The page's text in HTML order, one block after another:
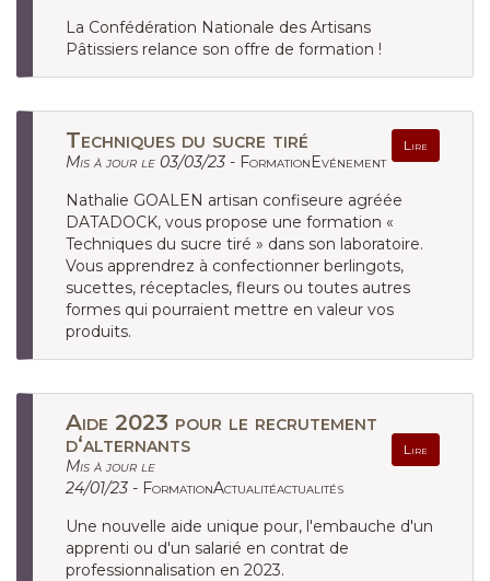
La Confédération Nationale des Artisans
Pâtissiers relance son offre de formation !
Techniques du sucre tiré Lire
Mis à jour le 03/03/23 - FormationEvénement
Nathalie GOALEN artisan confiseure agréée
DATADOCK, vous propose une formation «
Techniques du sucre tiré » dans son laboratoire.
Vous apprendrez à confectionner berlingots,
sucettes, réceptacles, fleurs ou toutes autres
formes qui pourraient mettre en valeur vos
produits.
Aide 2023 pour le recrutement
d‘alternants
Lire
Mis à jour le
24/01/23 - FormationActualitéactualités
Une nouvelle aide unique pour, l'embauche d'un
apprenti ou d'un salarié en contrat de
professionnalisation en 2023.